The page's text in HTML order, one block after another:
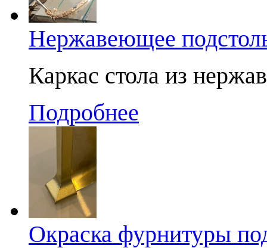
Нержавеющее
Каркас стола из
Подробнее
Окраска фурнитуры